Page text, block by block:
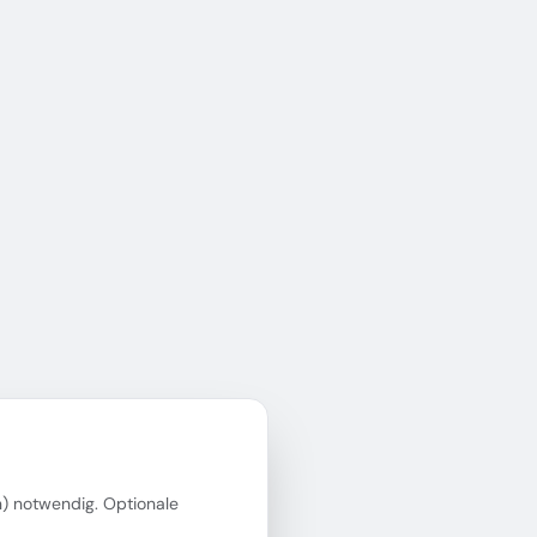
notwendig. Optionale